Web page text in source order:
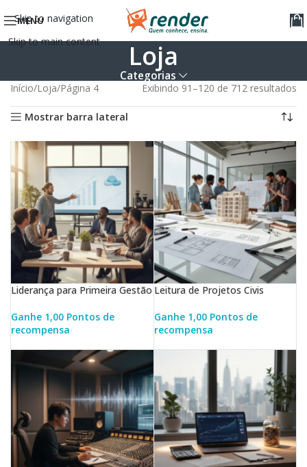
Skip to navigation
Skip to main content
MENU
Loja
Categorias
Início Loja Página 4 Exibindo 91–120 de 712 resultados
Mostrar barra lateral
Liderança para Primeira Gestão
Ganhe 1,00 Pontos de
recompensa
Leitura de Projetos Civis
Ganhe 1,00 Pontos de
recompensa